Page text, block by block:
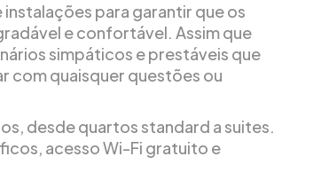
para garantir que os
e confortável. Assim que
simpáticos e prestáveis que
com quaisquer questões ou
desde quartos standard a suites.
acesso Wi-Fi gratuito e